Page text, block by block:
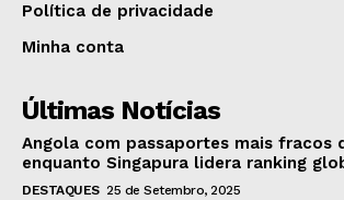
Política de privacidade
Minha conta
Últimas Notícias
Angola com passaportes mais fracos
enquanto Singapura lidera ranking
DESTAQUES 25 de Setembro, 2025